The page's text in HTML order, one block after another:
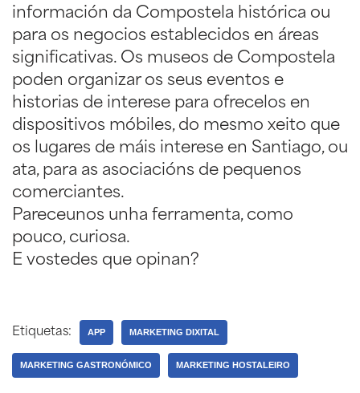
información da Compostela histórica ou
para os negocios establecidos en áreas
significativas. Os museos de Compostela
poden organizar os seus eventos e
historias de interese para ofrecelos en
dispositivos móbiles, do mesmo xeito que
os lugares de máis interese en Santiago, ou
ata, para as asociacións de pequenos
comerciantes.
Pareceunos unha ferramenta, como
pouco, curiosa.
E vostedes que opinan?
Etiquetas: APP MARKETING DIXITAL
MARKETING GASTRONÓMICO MARKETING HOSTALEIRO